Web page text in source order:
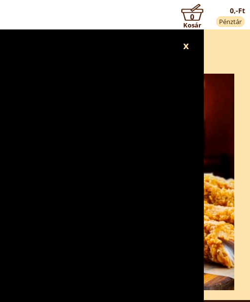
x
0,-Ft
Pénztár
0
Kosár